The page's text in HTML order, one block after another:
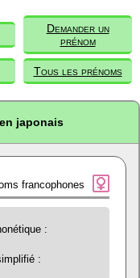
Demander un
prénom
Tous les prénoms
japonais
francophones
:
: